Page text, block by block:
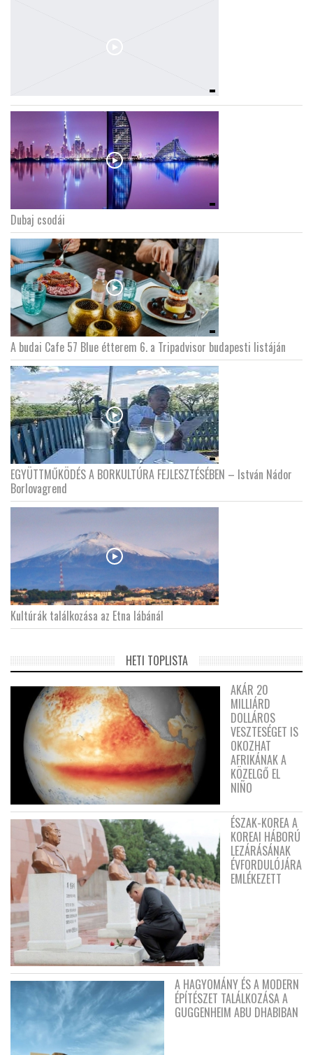
Dubaj csodái
A budai Cafe 57 Blue étterem 6. a Tripadvisor budapesti listáján
EGYÜTTMŰKÖDÉS A BORKULTÚRA FEJLESZTÉSÉBEN – István Nádor
Borlovagrend
Kultúrák találkozása az Etna lábánál
HETI TOPLISTA
AKÁR 20
MILLIÁRD
DOLLÁROS
VESZTESÉGET IS
OKOZHAT
AFRIKÁNAK A
KÖZELGŐ EL
NIÑO
ÉSZAK-KOREA A
KOREAI HÁBORÚ
LEZÁRÁSÁNAK
ÉVFORDULÓJÁRA
EMLÉKEZETT
A HAGYOMÁNY ÉS A MODERN
ÉPÍTÉSZET TALÁLKOZÁSA A
GUGGENHEIM ABU DHABIBAN